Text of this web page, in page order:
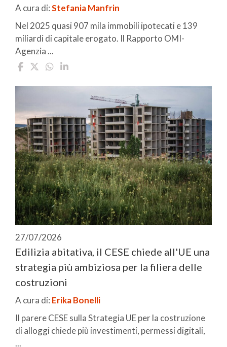
A cura di:Stefania Manfrin
Nel 2025 quasi 907 mila immobili ipotecati e 139
miliardi di capitale erogato. Il Rapporto OMI-
Agenzia ...
27/07/2026
Edilizia abitativa, il CESE chiede all'UE una
strategia più ambiziosa per la filiera delle
costruzioni
A cura di: Erika Bonelli
Il parere CESE sulla Strategia UE per la costruzione
di alloggi chiede più investimenti, permessi digitali,
...